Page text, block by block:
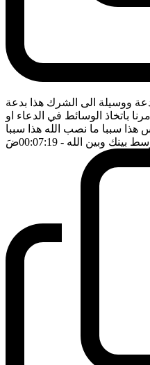
ووسيلة الى الشرك هذا بدعة
باتخاذ الوسائط في الدعاء او
سببا ما نصب الله هذا سببا
بينك وبين الله - 00:07:19 ضَ